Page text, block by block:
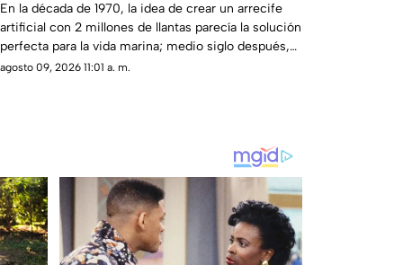
marina; hoy luchan por sacarlas
En la década de 1970, la idea de crear un arrecife
artificial con 2 millones de llantas parecía la solución
perfecta para la vida marina; medio siglo después,
buzos siguen sacándolos del fondo del mar
agosto 09, 2026 11:01 a. m.